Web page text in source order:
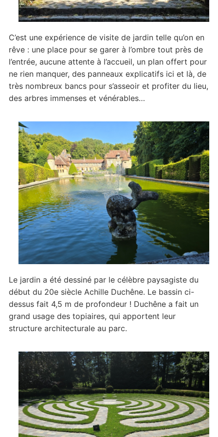
C’est une expérience de visite de jardin telle qu’on en
rêve : une place pour se garer à l’ombre tout près de
l’entrée, aucune attente à l’accueil, un plan offert pour
ne rien manquer, des panneaux explicatifs ici et là, de
très nombreux bancs pour s’asseoir et profiter du lieu,
des arbres immenses et vénérables…
Le jardin a été dessiné par le célèbre paysagiste du
début du 20e siècle Achille Duchêne. Le bassin ci-
dessus fait 4,5 m de profondeur ! Duchêne a fait un
grand usage des topiaires, qui apportent leur
structure architecturale au parc.